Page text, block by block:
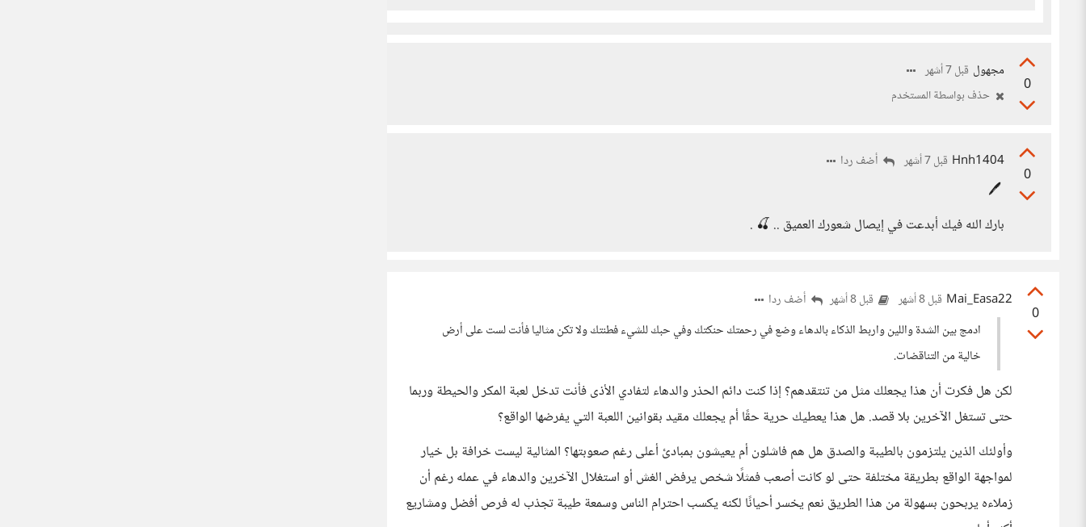
0
مجهول قبل 7 أشهر
حذف بواسطة المستخدم
0
Hnh1404 قبل 7 أشهر أضف ردا
🖊️
بارك الله فيك أبدعت في إيصال شعورك العميق .. 🍒 .
0
Mai_Easa22 قبل 8 أشهر قبل 8 أشهر
أضف ردا
ادمج بين الشدة واللين واربط الذكاء بالدهاء وضع في رحمتك حنكتك وفي حبك للشيء فطنتك ولا تكن مثاليا فأنت لست على أرض
خالية من التناقضات.
لكن هل فكرت أن هذا يجعلك مثل من تنتقدهم؟ إذا كنت دائم الحذر والدهاء لتفادي الأذى فأنت تدخل لعبة المكر والحيطة وربما
حتى تستغل الآخرين بلا قصد. هل هذا يعطيك حرية حقًا أم يجعلك مقيد بقوانين اللعبة التي يفرضها الواقع؟
وأولئك الذين يلتزمون بالطيبة والصدق هل هم فاشلون أم يعيشون بمبادئ أعلى رغم صعوبتها؟ المثالية ليست خرافة بل خيار
لمواجهة الواقع بطريقة مختلفة حتى لو كانت أصعب فمثلًا شخص يرفض الغش أو استغلال الآخرين والدهاء في عمله رغم أن
زملاءه يربحون بسهولة من هذا الطريق نعم يخسر أحيانًا لكنه يكسب احترام الناس وسمعة طيبة تجذب له فرص أفضل ومشاريع